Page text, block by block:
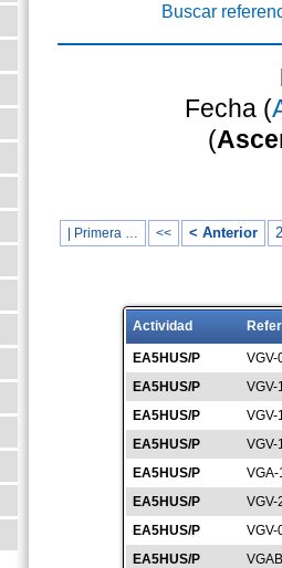
Buscar
Fecha (
(
| Primera … << < Anterior
Actividad
EA5HUS/P
VGV-
EA5HUS/P
VGV-
EA5HUS/P
VGV-
EA5HUS/P
VGV-
EA5HUS/P
VGA-
EA5HUS/P
VGV-
EA5HUS/P
VGV-
EA5HUS/P